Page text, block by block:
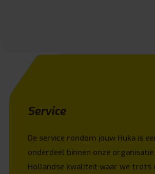
Service
De service rondom jouw Huka is
onderdeel binnen onze
Hollandse kwaliteit waar we trots